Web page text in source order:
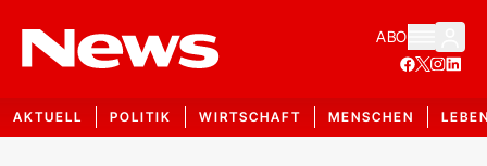
ABO
AKTUELL POLITIK WIRTSCHAFT MENSCHEN